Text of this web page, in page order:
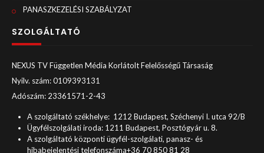
PANASZKEZELÉSI SZABÁLYZAT
SZOLGÁLTATÓ
NEXUS TV Független Média Korlátolt Felelősségű Társaság
Nyilv. szám: 0109393131
Adószám: 23361571-2-43
A szolgáltató székhelye: 1212 Budapest, Széchenyi I. utca 92/B
Ügyfélszolgálati iroda: 1211 Budapest, Posztógyár u. 8.
A szolgáltató központi ügyfél-szolgálati, panasz- és
hibabejelentési telefonszáma+36 70 850 81 28